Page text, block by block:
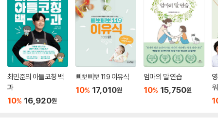
최민준의 아들코칭 백
과
10% 16,920원
삐뽀삐뽀 119 이유식
10% 17,010원
엄마의 말 연습
10% 15,750원